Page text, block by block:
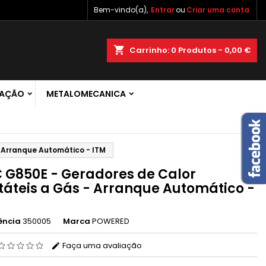
Bem-vindo(a), Entrarou Criar uma conta
shopping_cart Carrinho: 0 Produtos - 0,00 €
METALOMECANICA
Automático - ITM
G850E - Geradores de Calor
a Gás - Arranque Automático -
350005 Marca POWERED
Faça uma avaliação